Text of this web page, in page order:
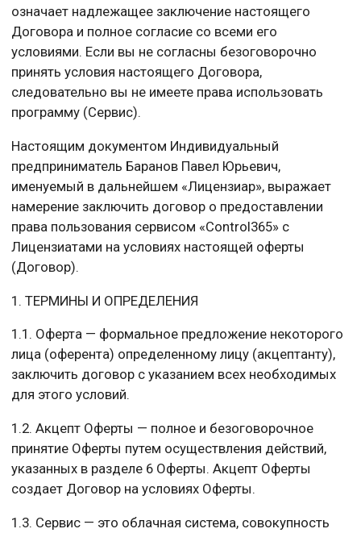
означает надлежащее заключение настоящего
Договора и полное согласие со всеми его
условиями. Если вы не согласны безоговорочно
принять условия настоящего Договора,
следовательно вы не имеете права использовать
программу (Сервис).
Настоящим документом Индивидуальный
предприниматель Баранов Павел Юрьевич,
именуемый в дальнейшем «Лицензиар», выражает
намерение заключить договор о предоставлении
права пользования сервисом «Control365» с
Лицензиатами на условиях настоящей оферты
(Договор).
1. ТЕРМИНЫ И ОПРЕДЕЛЕНИЯ
1.1. Оферта — формальное предложение некоторого
лица (оферента) определенному лицу (акцептанту),
заключить договор с указанием всех необходимых
для этого условий.
1.2. Акцепт Оферты — полное и безоговорочное
принятие Оферты путем осуществления действий,
указанных в разделе 6 Оферты. Акцепт Оферты
создает Договор на условиях Оферты.
1.3. Сервис — это облачная система, совокупность